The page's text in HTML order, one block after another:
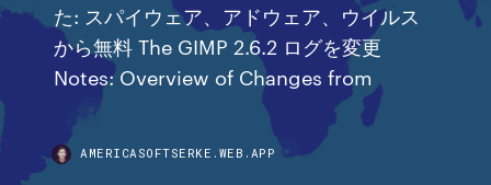
た: スパイウェア、アドウェア、ウイルス
から無料 The GIMP 2.6.2 ログを変更
Notes: Overview of Changes from
AMERICASOFTSERKE.WEB.APP